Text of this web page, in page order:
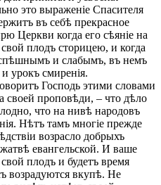
это выраженіе Спасителя
въ себѣ прекрасное
Церкви когда его сѣяніе на
плодъ сторицею, и когда
и слабымъ, въ немъ
урокъ смиренія.
Господь этими словами
проповѣди, – что дѣло
что на нивѣ народовъ
Нѣтъ тамъ многіе прежде
возрасло добрыхъ
евангельской. И ваше
плодъ и будетъ время
возрадуются вкупѣ. Не